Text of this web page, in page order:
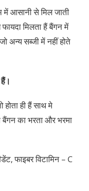
में आसानी से मिल जाती
मिलता हैं बैंगन में
अन्य सब्जी में नहीं होते
होता ही हैं साथ मे
बैंगन का भरता और भरमा
फाइबर विटामिन – C